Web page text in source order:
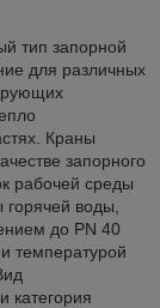
тип запорной
для различных
Краны
запорного
рабочей среды
воды,
до PN 40
температурой
категория